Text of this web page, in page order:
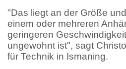
"Das liegt an der Größe
einem oder mehreren
geringeren
ungewohnt ist", sagt
für Technik in Ismaning.